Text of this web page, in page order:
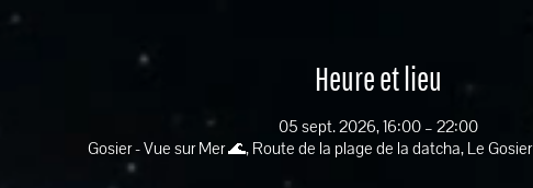
Heure et lieu
05 sept. 2026, 16:00 – 22:00
Gosier - Vue sur Mer 🌊, Route de la plage de la datcha, Le